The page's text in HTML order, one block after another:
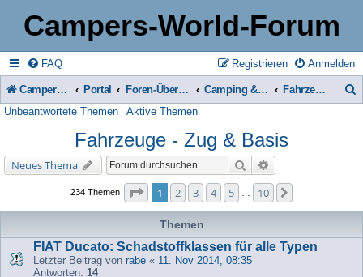
Campers-World-Forum
FAQ Anmelden
Registrieren
Campers-World-Forum Portal Foren-Übersicht Camping & Reise -> Fahrzeuge & Zubehör in der Praxis Fahrzeuge - Zug & Basis
Unbeantwortete Themen Aktive Themen
Fahrzeuge - Zug & Basis
Neues Thema Suche
234 Themen Seite von
1 2 3 4 5 10
Themen
FIAT Ducato: Schadstoffklassen für alle Typen
Letzter Beitrag von rabe « 11. Nov 2014, 08:35
Antworten: 14